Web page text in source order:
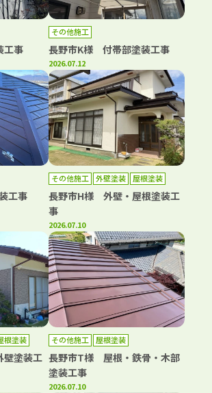
工事
その他施工
長野市K様 付帯部塗装工事
2026.07.12
工事
その他施工 外壁塗装 屋根塗装
長野市H様 外壁・屋根塗装工
事
2026.07.10
根塗装
塗装工
その他施工 屋根塗装
長野市T様 屋根・鉄骨・木部
塗装工事
2026.07.10